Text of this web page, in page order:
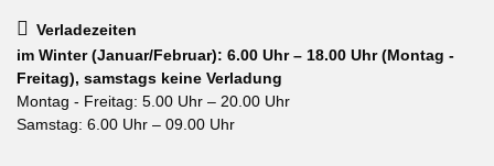
Verladezeiten
im Winter (Januar/Februar): 6.00 Uhr – 18.00 Uhr (Montag -
Freitag), samstags keine Verladung
Montag - Freitag: 5.00 Uhr – 20.00 Uhr
Samstag: 6.00 Uhr – 09.00 Uhr